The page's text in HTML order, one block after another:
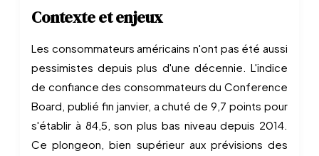
Contexte et enjeux
Les consommateurs américains n'ont pas été aussi
pessimistes depuis plus d'une décennie. L'indice
de confiance des consommateurs du Conference
Board, publié fin janvier, a chuté de 9,7 points pour
s'établir à 84,5, son plus bas niveau depuis 2014.
Ce plongeon, bien supérieur aux prévisions des